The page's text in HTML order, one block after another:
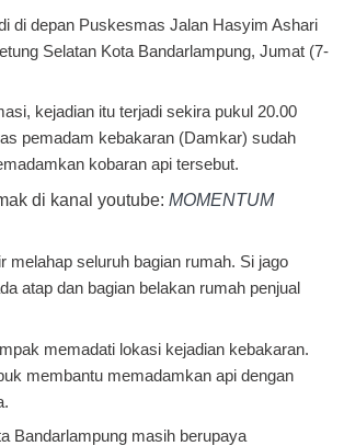
di depan Puskesmas Jalan Hasyim Ashari
Selatan Kota Bandarlampung, Jumat (7-
kejadian itu terjadi sekira pukul 20.00
pemadam kebakaran (Damkar) sudah
kobaran api tersebut.
di kanal youtube: MOMENTUM
melahap seluruh bagian rumah. Si jago
atap dan bagian belakan rumah penjual
memadati lokasi kejadian kebakaran.
membantu memadamkan api dengan
Bandarlampung masih berupaya